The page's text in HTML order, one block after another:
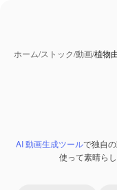
ホーム/ストック/動画/植物
Premium
AI 動画生成ツールで独自
使って素晴ら